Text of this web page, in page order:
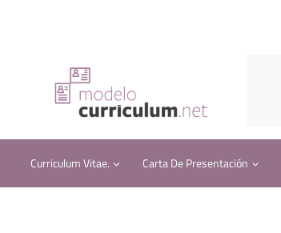
Curriculum Vitae. Carta De Presentación